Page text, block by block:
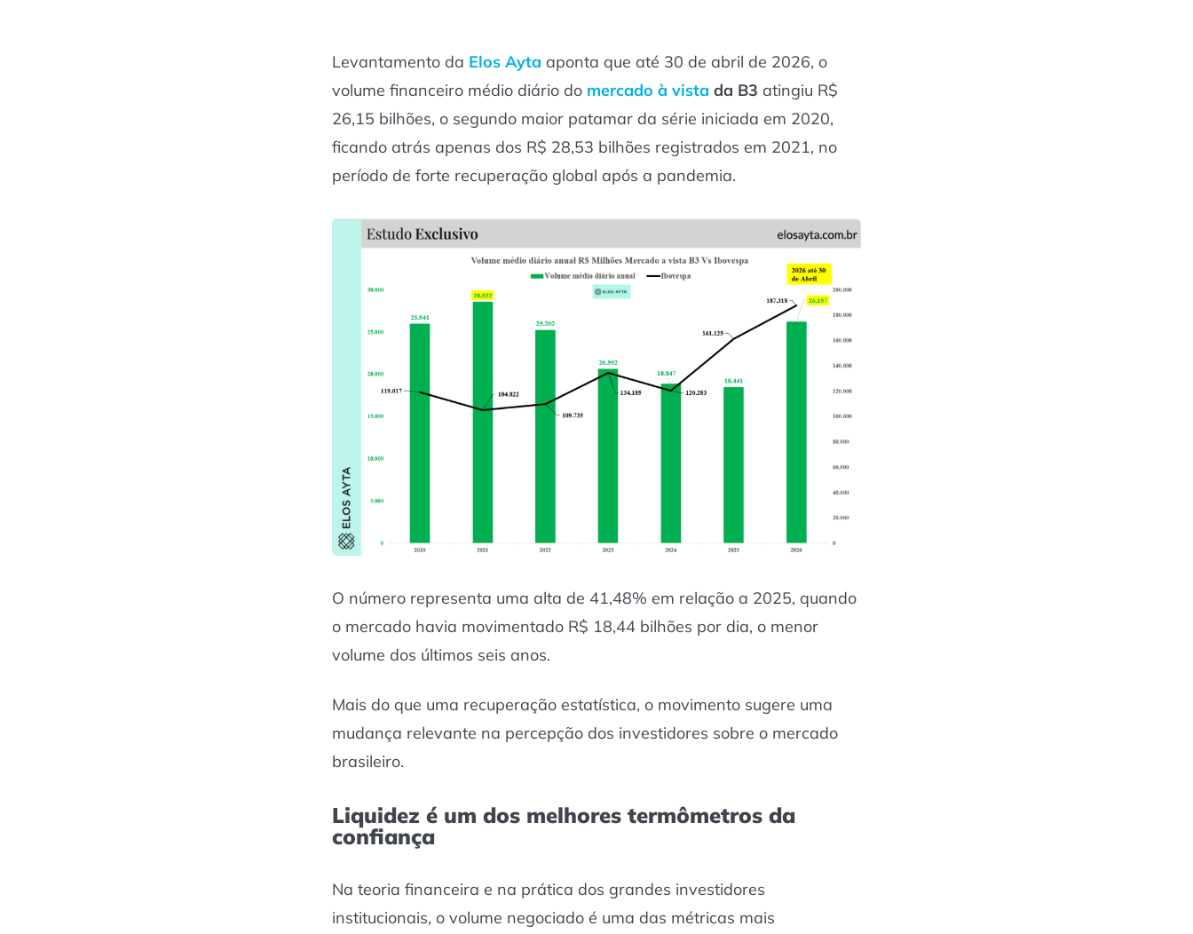
Levantamento da Elos Ayta aponta que até 30 de abril de 2026, o
volume financeiro médio diário do mercado à vista da B3 atingiu R$
26,15 bilhões, o segundo maior patamar da série iniciada em 2020,
ficando atrás apenas dos R$ 28,53 bilhões registrados em 2021, no
período de forte recuperação global após a pandemia.
O número representa uma alta de 41,48% em relação a 2025, quando
o mercado havia movimentado R$ 18,44 bilhões por dia, o menor
volume dos últimos seis anos.
Mais do que uma recuperação estatística, o movimento sugere uma
mudança relevante na percepção dos investidores sobre o mercado
brasileiro.
Liquidez é um dos melhores termômetros da
confiança
Na teoria financeira e na prática dos grandes investidores
institucionais, o volume negociado é uma das métricas mais